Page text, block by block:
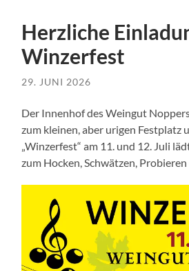
Herzliche
Winzerfest
29. JUNI 2026
Der Innenhof des Weingut
zum kleinen, aber urigen Festplatz
„Winzerfest“ am 11. und 12. Juli
zum Hocken, Schwätzen,